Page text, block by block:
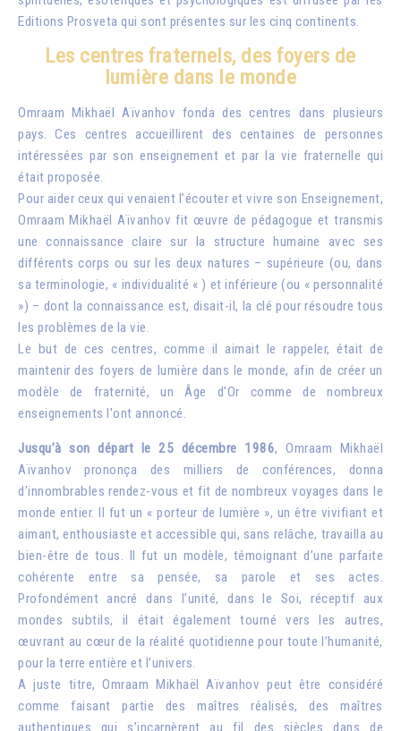
Editions Prosveta qui sont présentes sur les cinq continents.
Les centres fraternels, des foyers de
lumière dans le monde
Omraam Mikhaël Aïvanhov fonda des centres dans plusieurs
pays. Ces centres accueillirent des centaines de personnes
intéressées par son enseignement et par la vie fraternelle qui
était proposée.
Pour aider ceux qui venaient l’écouter et vivre son Enseignement,
Omraam Mikhaël Aïvanhov fit œuvre de pédagogue et transmis
une connaissance claire sur la structure humaine avec ses
différents corps ou sur les deux natures – supérieure (ou, dans
sa terminologie, « individualité « ) et inférieure (ou « personnalité
») – dont la connaissance est, disait-il, la clé pour résoudre tous
les problèmes de la vie.
Le but de ces centres, comme il aimait le rappeler, était de
maintenir des foyers de lumière dans le monde, afin de créer un
modèle de fraternité, un Âge d'Or comme de nombreux
enseignements l'ont annoncé.
Jusqu’à son départ le 25 décembre 1986, Omraam Mikhaël
Aïvanhov prononça des milliers de conférences, donna
d’innombrables rendez-vous et fit de nombreux voyages dans le
monde entier. Il fut un « porteur de lumière », un être vivifiant et
aimant, enthousiaste et accessible qui, sans relâche, travailla au
bien-être de tous. Il fut un modèle, témoignant d’une parfaite
cohérente entre sa pensée, sa parole et ses actes.
Profondément ancré dans l’unité, dans le Soi, réceptif aux
mondes subtils, il était également tourné vers les autres,
œuvrant au cœur de la réalité quotidienne pour toute l’humanité,
pour la terre entière et l’univers.
A juste titre, Omraam Mikhaël Aïvanhov peut être considéré
comme faisant partie des maîtres réalisés, des maîtres
authentiques qui s’incarnèrent au fil des siècles dans de